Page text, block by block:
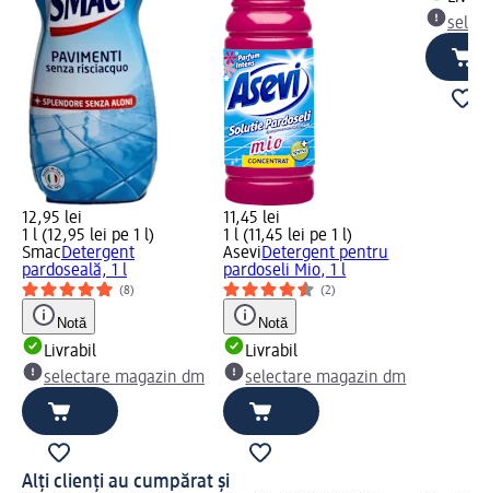
12,95 lei
1 l (12,95 lei pe 1 l)
SmacDetergent
pardoseală, 1 l
(8)
Notă
Livrabil
selectare magazin dm
11,45 lei
1 l (11,45 lei pe 1 l)
AseviDetergent pentru
pardoseli Mio, 1 l
(2)
Notă
Livrabil
selectare magazin dm
Alți clienți au cumpărat și